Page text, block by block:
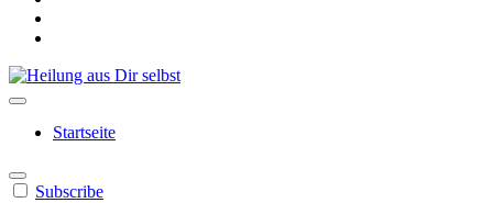
Startseite
Subscribe